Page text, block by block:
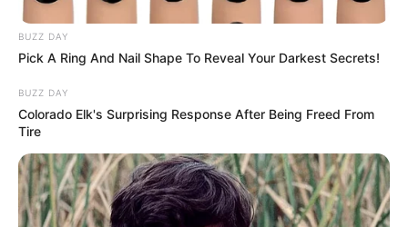
cabello y calmar el cuero cabelludo
Alivio de Dolores de Cabeza
aquellos causados por tensión o estrés,
Apoyo en el Control de la Diabetes
Algunas investigaciones sugieren que la
manzanilla puede ayudar a estabilizar los
BUZZ DAY
Pick A Ring And Nail Shape To Reveal Your Darkest Secrets!
BUZZ DAY
Colorado Elk's Surprising Response After Being Freed From
Tire